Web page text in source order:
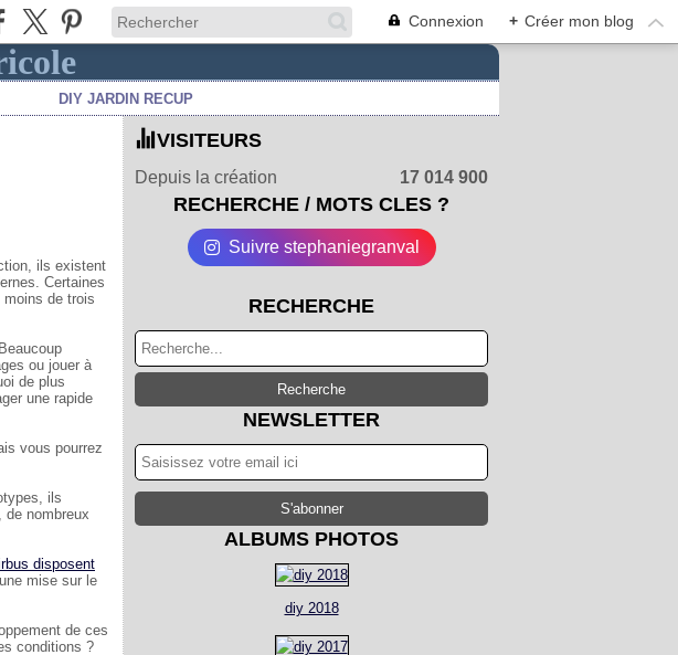
Connexion + Créer mon blog
DIY JARDIN RECUP
ils existent
Certaines
de trois
ou jouer à
de plus
une rapide
vous pourrez
ils
de nombreux
disposent
mise sur le
de ces
conditions ?
VISITEURS
Depuis la création 17 014 900
RECHERCHE / MOTS CLES ?
Suivre stephaniegranval
RECHERCHE
NEWSLETTER
ALBUMS PHOTOS
diy 2018